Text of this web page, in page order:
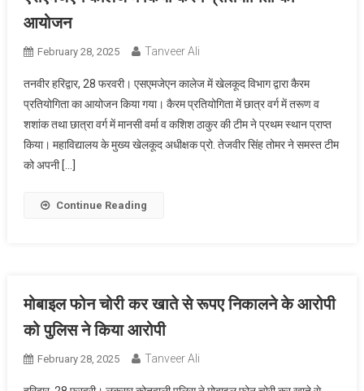
आयोजन
February 28, 2025 Tanveer Ali
तनवीर हरिद्वार, 28 फरवरी। एसएमजेएन कालेज में खेलकूद विभाग द्वारा कैरम
प्रतियोगिता का आयोजन किया गया। कैरम प्रतियोगिता में छात्र वर्ग में तरूण व
शशांक तथा छात्रा वर्ग में मानसी वर्मा व कशिश ठाकुर की टीम ने प्रथम स्थान प्राप्त
किया। महाविद्यालय के मुख्य खेलकूद अधीक्षक प्रो. तेजवीर सिंह तोमर ने समस्त टीम
को अपनी […]
Continue Reading
मोबाइल फोन चोरी कर खाते से रूपए निकालने के आरोपी
को पुलिस ने किया आरोपी
February 28, 2025 Tanveer Ali